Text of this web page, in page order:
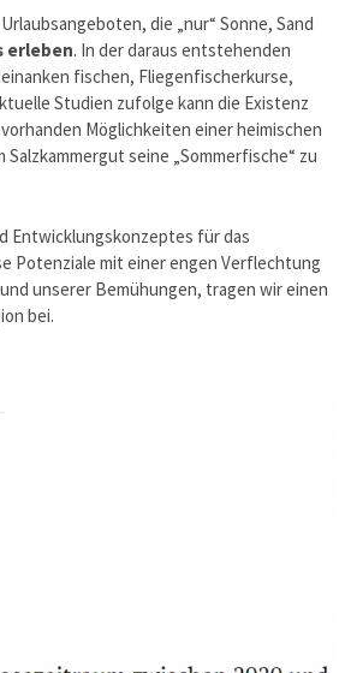
die „nur“ Sonne, Sand
erleben. In der daraus entstehenden
fischen, Fliegenfischerkurse,
Studien zufolge kann die Existenz
Möglichkeiten einer heimischen
seine „Sommerfische“ zu
Entwicklungskonzeptes für das
Potenziale mit einer engen Verflechtung
unserer Bemühungen, tragen wir einen
bei.